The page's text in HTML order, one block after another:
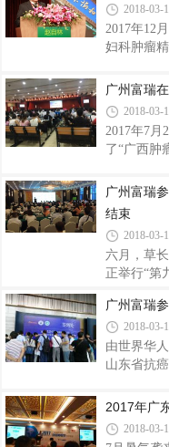
2018-03-
2017年12
妇科肿瘤
中国医学
中心主办
为“广州富
广州富瑞
2018-03-
2017年7月
了“广西肿
州富瑞医
发泡胶技
广州富瑞
结束
2018-03-
六月，草
正举行“第
广州富瑞
2018-03-
由世界华
山东省抗
日在山东
2017年广
2018-03-